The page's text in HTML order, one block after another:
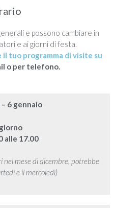
e possono cambiare in
e ai giorni di festa.
tuo programma di visite su
o per telefono.
6 gennaio
alle 17.00
nel mese di dicembre, potrebbe
e il mercoledì)